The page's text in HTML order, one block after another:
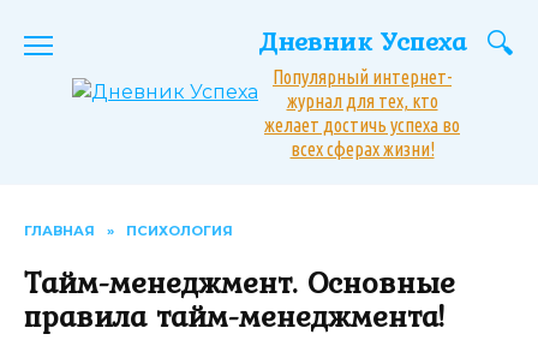
Дневник Успеха
Популярный интернет-
журнал для тех, кто
желает достичь успеха во
всех сферах жизни!
ГЛАВНАЯ » ПСИХОЛОГИЯ
Тайм-менеджмент. Основные
правила тайм-менеджмента!